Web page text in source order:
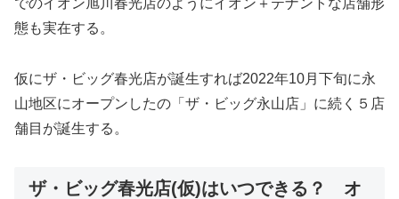
でのイオン旭川春光店のようにイオン＋テナントな店舗形
態も実在する。
仮にザ・ビッグ春光店が誕生すれば2022年10月下旬に永
山地区にオープンしたの「ザ・ビッグ永山店」に続く５店
舗目が誕生する。
ザ・ビッグ春光店(仮)はいつできる？ オ